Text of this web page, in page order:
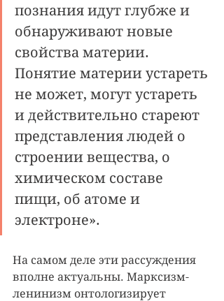
познания идут глубже и
обнаруживают новые
свойства материи.
Понятие материи устареть
не может, могут устареть
и действительно стареют
представления людей о
строении вещества, о
химическом составе
пищи, об атоме и
электроне».
На самом деле эти рассуждения
вполне актуальны. Марксизм-
ленинизм онтологизирует